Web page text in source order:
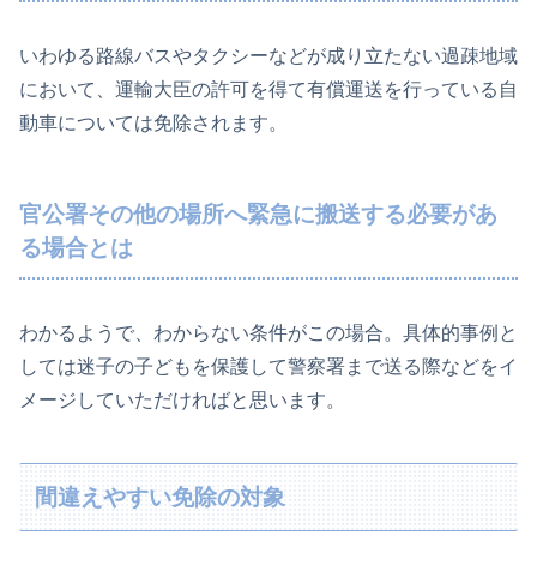
いわゆる路線バスやタクシーなどが成り立たない過疎地域
において、運輸大臣の許可を得て有償運送を行っている自
動車については免除されます。
官公署その他の場所へ緊急に搬送する必要があ
る場合とは
わかるようで、わからない条件がこの場合。具体的事例と
しては迷子の子どもを保護して警察署まで送る際などをイ
メージしていただければと思います。
間違えやすい免除の対象